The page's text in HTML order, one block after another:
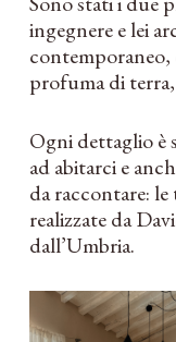
ingegnere e lei
profuma di
Ogni dettaglio è
ad abitarci e
da raccontare: le
realizzate da
dall’Umbria.